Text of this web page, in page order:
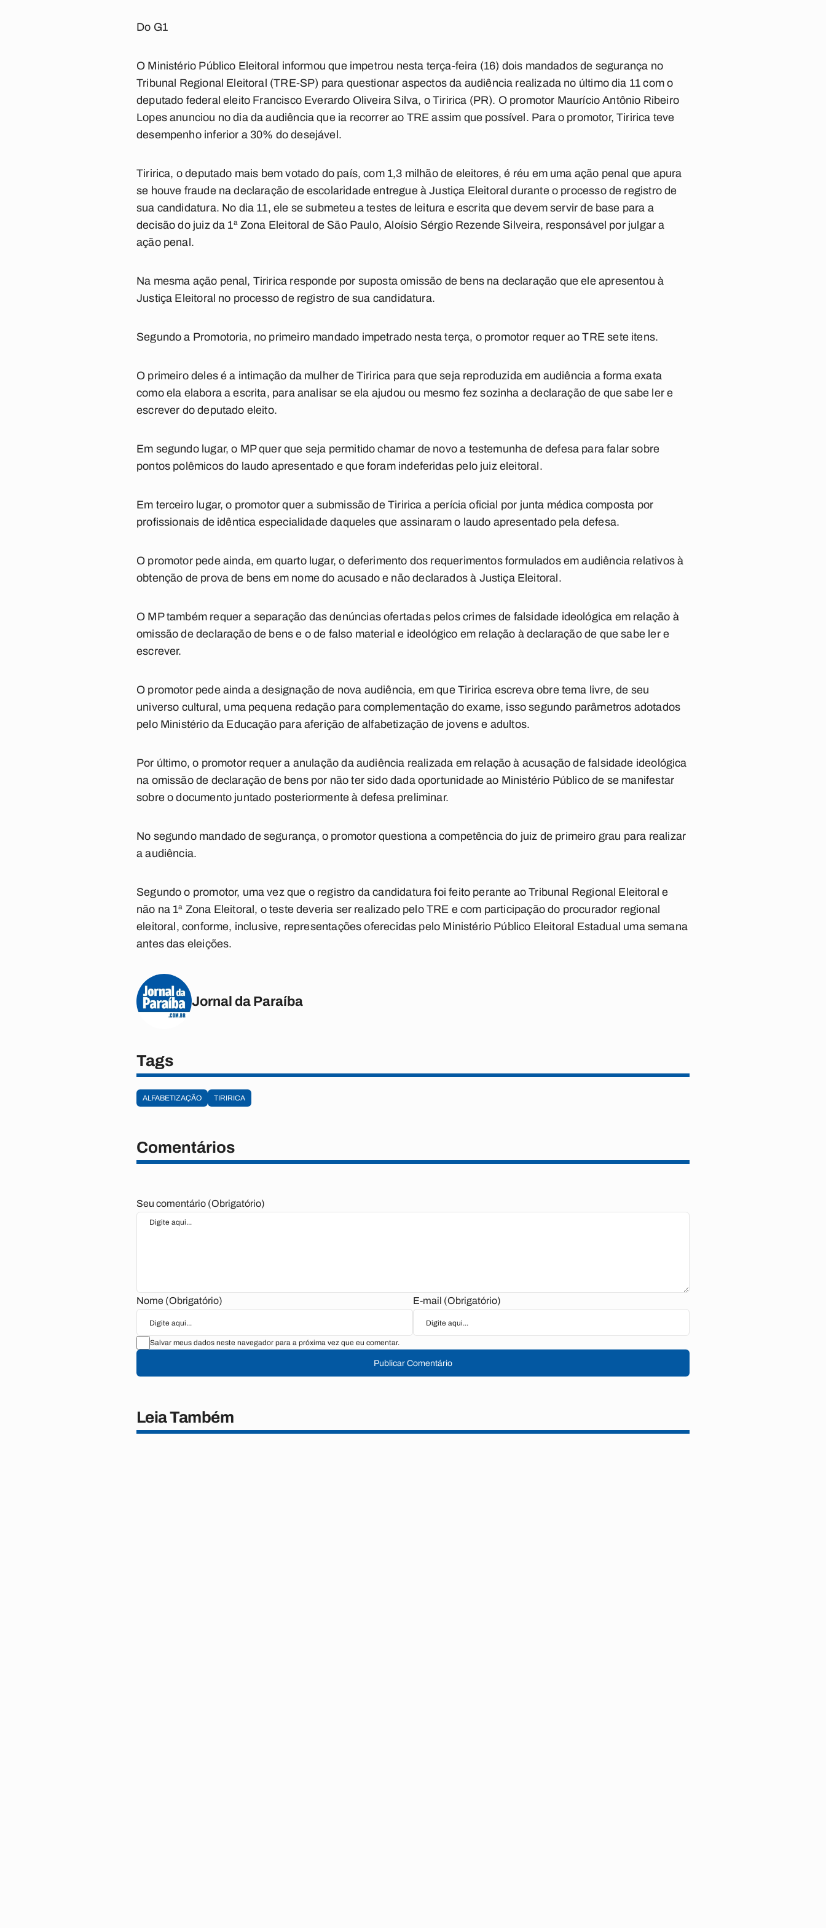
Do G1
O Ministério Público Eleitoral informou que impetrou nesta terça-feira (16) dois mandados de segurança no
Tribunal Regional Eleitoral (TRE-SP) para questionar aspectos da audiência realizada no último dia 11 com o
deputado federal eleito Francisco Everardo Oliveira Silva, o Tiririca (PR). O promotor Maurício Antônio Ribeiro
Lopes anunciou no dia da audiência que ia recorrer ao TRE assim que possível. Para o promotor, Tiririca teve
desempenho inferior a 30% do desejável.
Tiririca, o deputado mais bem votado do país, com 1,3 milhão de eleitores, é réu em uma ação penal que apura
se houve fraude na declaração de escolaridade entregue à Justiça Eleitoral durante o processo de registro de
sua candidatura. No dia 11, ele se submeteu a testes de leitura e escrita que devem servir de base para a
decisão do juiz da 1ª Zona Eleitoral de São Paulo, Aloísio Sérgio Rezende Silveira, responsável por julgar a
ação penal.
Na mesma ação penal, Tiririca responde por suposta omissão de bens na declaração que ele apresentou à
Justiça Eleitoral no processo de registro de sua candidatura.
Segundo a Promotoria, no primeiro mandado impetrado nesta terça, o promotor requer ao TRE sete itens.
O primeiro deles é a intimação da mulher de Tiririca para que seja reproduzida em audiência a forma exata
como ela elabora a escrita, para analisar se ela ajudou ou mesmo fez sozinha a declaração de que sabe ler e
escrever do deputado eleito.
Em segundo lugar, o MP quer que seja permitido chamar de novo a testemunha de defesa para falar sobre
pontos polêmicos do laudo apresentado e que foram indeferidas pelo juiz eleitoral.
Em terceiro lugar, o promotor quer a submissão de Tiririca a perícia oficial por junta médica composta por
profissionais de idêntica especialidade daqueles que assinaram o laudo apresentado pela defesa.
O promotor pede ainda, em quarto lugar, o deferimento dos requerimentos formulados em audiência relativos à
obtenção de prova de bens em nome do acusado e não declarados à Justiça Eleitoral.
O MP também requer a separação das denúncias ofertadas pelos crimes de falsidade ideológica em relação à
omissão de declaração de bens e o de falso material e ideológico em relação à declaração de que sabe ler e
escrever.
O promotor pede ainda a designação de nova audiência, em que Tiririca escreva obre tema livre, de seu
universo cultural, uma pequena redação para complementação do exame, isso segundo parâmetros adotados
pelo Ministério da Educação para aferição de alfabetização de jovens e adultos.
Por último, o promotor requer a anulação da audiência realizada em relação à acusação de falsidade ideológica
na omissão de declaração de bens por não ter sido dada oportunidade ao Ministério Público de se manifestar
sobre o documento juntado posteriormente à defesa preliminar.
No segundo mandado de segurança, o promotor questiona a competência do juiz de primeiro grau para realizar
a audiência.
Segundo o promotor, uma vez que o registro da candidatura foi feito perante ao Tribunal Regional Eleitoral e
não na 1ª Zona Eleitoral, o teste deveria ser realizado pelo TRE e com participação do procurador regional
eleitoral, conforme, inclusive, representações oferecidas pelo Ministério Público Eleitoral Estadual uma semana
antes das eleições.
Jornal da Paraíba
Tags
ALFABETIZAÇÃO TIRIRICA
Comentários
Seu comentário (Obrigatório)
Nome (Obrigatório) E-mail (Obrigatório)
Salvar meus dados neste navegador para a próxima vez que eu comentar.
Publicar Comentário
Leia Também